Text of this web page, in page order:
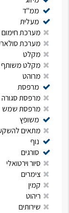
ממ"ד
מעלית
מערכת חימום
מערכת
מקלט
מקלט משותף
מרוהט
מרפסת
מרפסת סגורה
מרפסת שמש
משופץ
מתאים
נוף
סורגים
סיור וירטואלי
צימרים
קמין
ריהוט
שירותים